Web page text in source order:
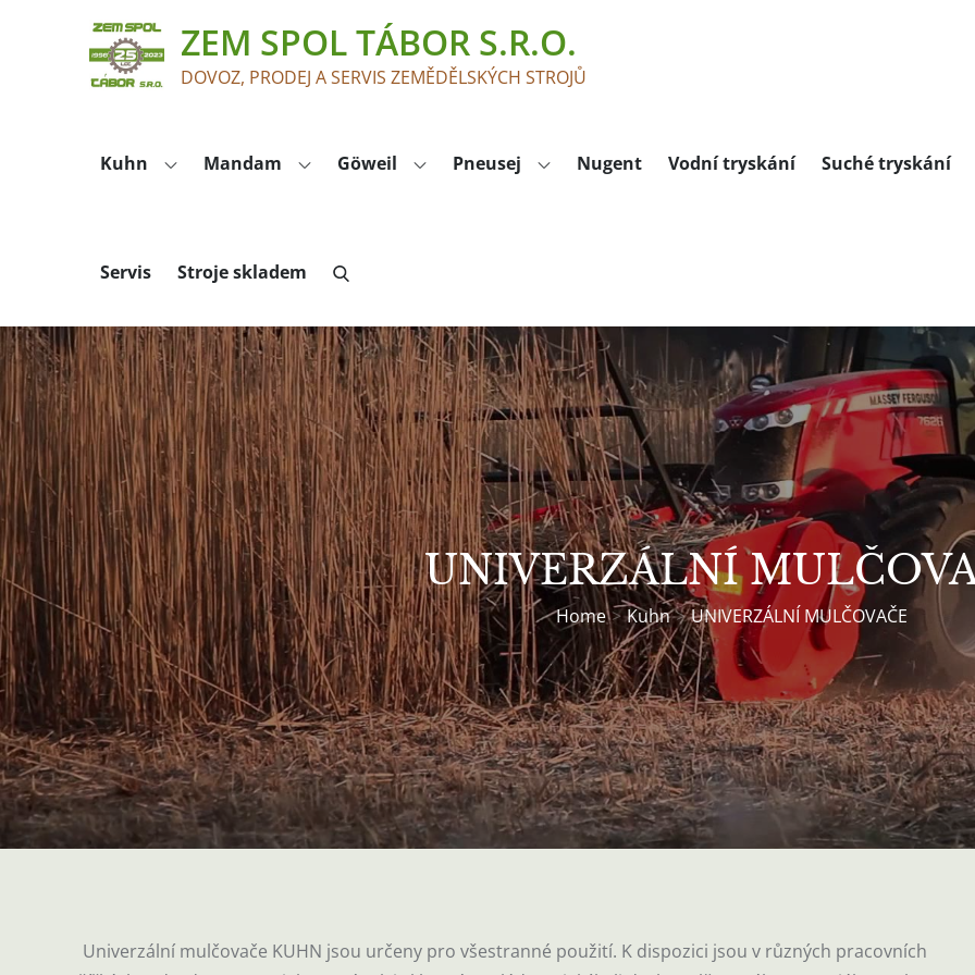
ZEM SPOL TÁBOR S.R.O.
DOVOZ, PRODEJ A SERVIS ZEMĚDĚLSKÝCH STROJŮ
Kuhn Mandam Göweil Pneusej Nugent Vodní tryskání Suché tryskání
Servis Stroje skladem
UNIVERZÁLNÍ
Home Kuhn UNIVERZÁLNÍ MULČOVAČE
Univerzální mulčovače KUHN jsou určeny pro všestranné použití. K dispozici jsou v různých pracovních